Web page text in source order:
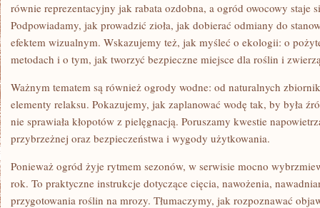
równie reprezentacyjny jak rabata ozdobna, a ogród owocowy staje
Podpowiadamy, jak prowadzić zioła, jak dobierać odmiany do
efektem wizualnym. Wskazujemy też, jak myśleć o ekologii: o
metodach i o tym, jak tworzyć bezpieczne miejsce dla roślin i
Ważnym tematem są również ogrody wodne: od naturalnych
elementy relaksu. Pokazujemy, jak zaplanować wodę tak, by była
nie sprawiała kłopotów z pielęgnacją. Poruszamy kwestie
przybrzeżnej oraz bezpieczeństwa i wygody użytkowania.
Ponieważ ogród żyje rytmem sezonów, w serwisie mocno
rok. To praktyczne instrukcje dotyczące cięcia, nawożenia,
przygotowania roślin na mrozy. Tłumaczymy, jak rozpoznawać